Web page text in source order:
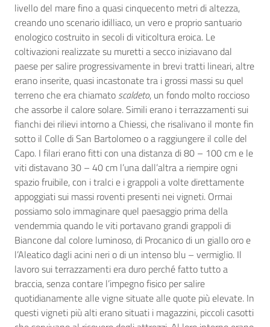
livello del mare fino a quasi cinquecento metri di altezza,
creando uno scenario idilliaco, un vero e proprio santuario
enologico costruito in secoli di viticoltura eroica. Le
coltivazioni realizzate su muretti a secco iniziavano dal
paese per salire progressivamente in brevi tratti lineari, altre
erano inserite, quasi incastonate tra i grossi massi su quel
terreno che era chiamato scaldeto, un fondo molto roccioso
che assorbe il calore solare. Simili erano i terrazzamenti sui
fianchi dei rilievi intorno a Chiessi, che risalivano il monte fin
sotto il Colle di San Bartolomeo o a raggiungere il colle del
Capo. I filari erano fitti con una distanza di 80 – 100 cm e le
viti distavano 30 – 40 cm l’una dall’altra a riempire ogni
spazio fruibile, con i tralci e i grappoli a volte direttamente
appoggiati sui massi roventi presenti nei vigneti. Ormai
possiamo solo immaginare quel paesaggio prima della
vendemmia quando le viti portavano grandi grappoli di
Biancone dal colore luminoso, di Procanico di un giallo oro e
l’Aleatico dagli acini neri o di un intenso blu – vermiglio. Il
lavoro sui terrazzamenti era duro perché fatto tutto a
braccia, senza contare l’impegno fisico per salire
quotidianamente alle vigne situate alle quote più elevate. In
questi vigneti più alti erano situati i magazzini, piccoli casotti